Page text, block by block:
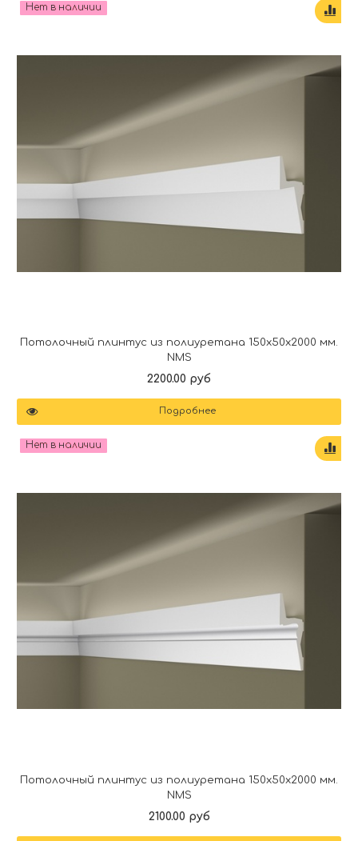
Нет в наличии
Потолочный плинтус из полиуретана 150x50x2000 мм.
NMS
2200.00 руб
Подробнее
Нет в наличии
Потолочный плинтус из полиуретана 150x50x2000 мм.
NMS
2100.00 руб